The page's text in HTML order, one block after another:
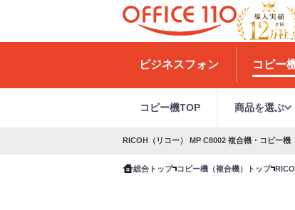
H
e
ビジネスフォン コピー
コピー機TOP 商品を選ぶ
RICOH（リコー） MP C8002 複合機・コピー機
総合トップ コピー機（複合機）トップ